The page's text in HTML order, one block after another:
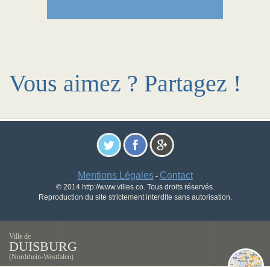
Vous aimez ? Partagez !
Mentions Légales- Contact
© 2014 http://www.villes.co. Tous droits réservés.
Reproduction du site strictement interdite sans autorisation.
Ville de
DUISBURG
(Nordrhein-Westfalen)